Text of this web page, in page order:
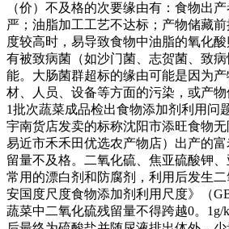
（价）不及格的次要缘由有：食物出
严；油脂加工工艺不达标；产物储藏
度较高时，易导致食物中油脂的氧化
有被致病菌（如沙门菌、志贺菌、致
能。大肠菌群超标的缘由可能是因为
材、人员、设备等方面的污染，或产物
1批次蔬菜成品检出食物添加剂利用问
宇南货店发卖的标称沈阳市添旺食物
易近市禾禾田优选农产物店）出产的
留量不及格。二氧化硫、焦亚硫酸钾
常用的漂白剂和防腐剂，利用后发生
安国度尺度食物添加剂利用尺度》（
蔬菜中二氧化硫残留量不得跨越0。1g/